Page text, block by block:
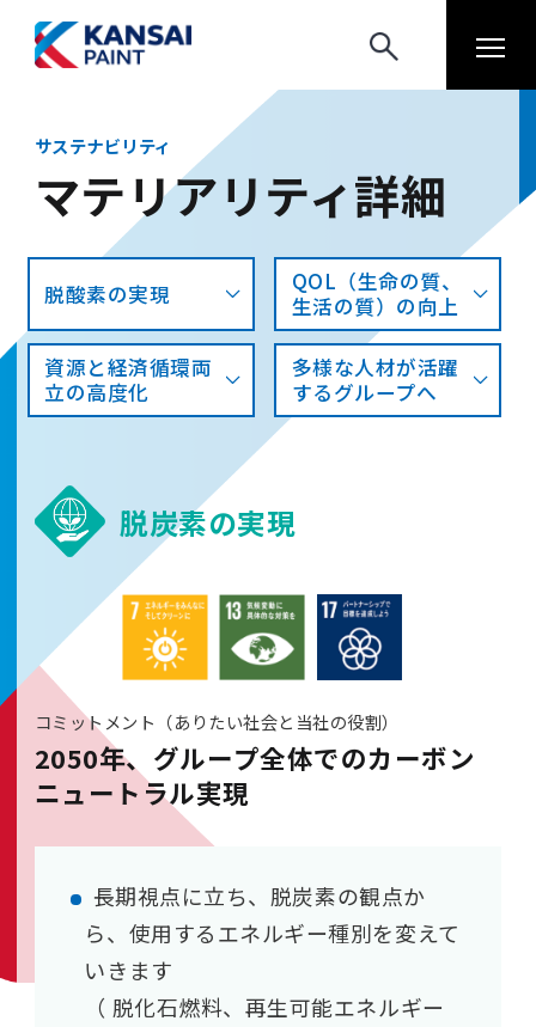
サステナビリティ
マテリアリティ詳細
脱酸素の実現
QOL（生命の質、
生活の質）の向上
資源と経済循環両
立の高度化
多様な人材が活躍
するグループへ
脱炭素の実現
コミットメント（ありたい社会と当社の役割）
2050年、グループ全体でのカーボン
ニュートラル実現
長期視点に立ち、脱炭素の観点か
ら、使用するエネルギー種別を変えて
いきます
（ 脱化石燃料、再生可能エネルギー